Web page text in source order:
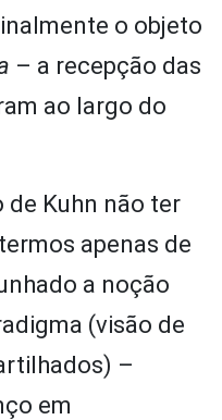
o objeto
– a recepção das
ao largo do
de Kuhn não ter
apenas de
a noção
(visão de
–
em